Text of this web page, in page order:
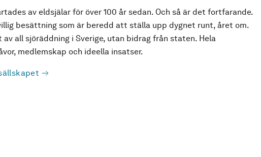
av eldsjälar för över 100 år sedan. Och så är det fortfarande.
besättning som är beredd att ställa upp dygnet runt, året om.
all sjöräddning i Sverige, utan bidrag från staten. Hela
medlemskap och ideella insatser.